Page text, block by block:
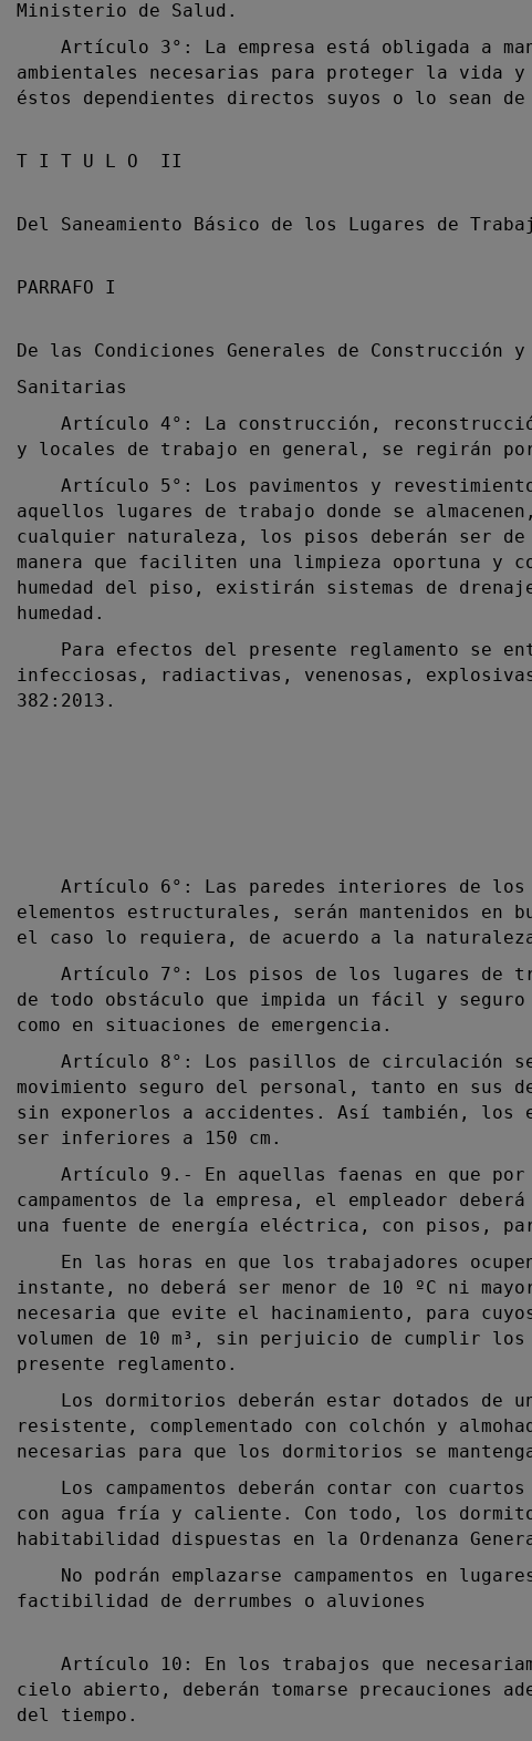
Ministerio de Salud.
Artículo 3°: La empresa está obligada a
ambientales necesarias para proteger la vida
éstos dependientes directos suyos o lo sean
T I T U L O II
Del Saneamiento Básico de los Lugares de
PARRAFO I
De las Condiciones Generales de Construcción y
Sanitarias
Artículo 4°: La construcción,
y locales de trabajo en general, se regirán por
Artículo 5°: Los pavimentos y
aquellos lugares de trabajo donde se
cualquier naturaleza, los pisos deberán ser
manera que faciliten una limpieza oportuna y
humedad del piso, existirán sistemas de
humedad.
Para efectos del presente reglamento se
infecciosas, radiactivas, venenosas,
382:2013.
Artículo 6°: Las paredes interiores de los
elementos estructurales, serán mantenidos en
el caso lo requiera, de acuerdo a la
Artículo 7°: Los pisos de los lugares de
de todo obstáculo que impida un fácil y
como en situaciones de emergencia.
Artículo 8°: Los pasillos de circulación
movimiento seguro del personal, tanto en sus
sin exponerlos a accidentes. Así también, los
ser inferiores a 150 cm.
Artículo 9.- En aquellas faenas en que
campamentos de la empresa, el empleador
una fuente de energía eléctrica, con pisos,
En las horas en que los trabajadores
instante, no deberá ser menor de 10 ºC ni
necesaria que evite el hacinamiento, para
volumen de 10 m³, sin perjuicio de cumplir
presente reglamento.
Los dormitorios deberán estar dotados de
resistente, complementado con colchón y
necesarias para que los dormitorios se
Los campamentos deberán contar con
con agua fría y caliente. Con todo, los
habitabilidad dispuestas en la Ordenanza
No podrán emplazarse campamentos en
factibilidad de derrumbes o aluviones
Artículo 10: En los trabajos que
cielo abierto, deberán tomarse precauciones
del tiempo.